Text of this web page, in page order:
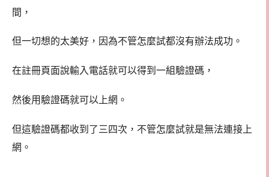
間，
但一切想的太美好，因為不管怎麼試都沒有辦法成功。
在註冊頁面說輸入電話就可以得到一組驗證碼，
然後用驗證碼就可以上網。
但這驗證碼都收到了三四次，不管怎麼試就是無法連接上
網。